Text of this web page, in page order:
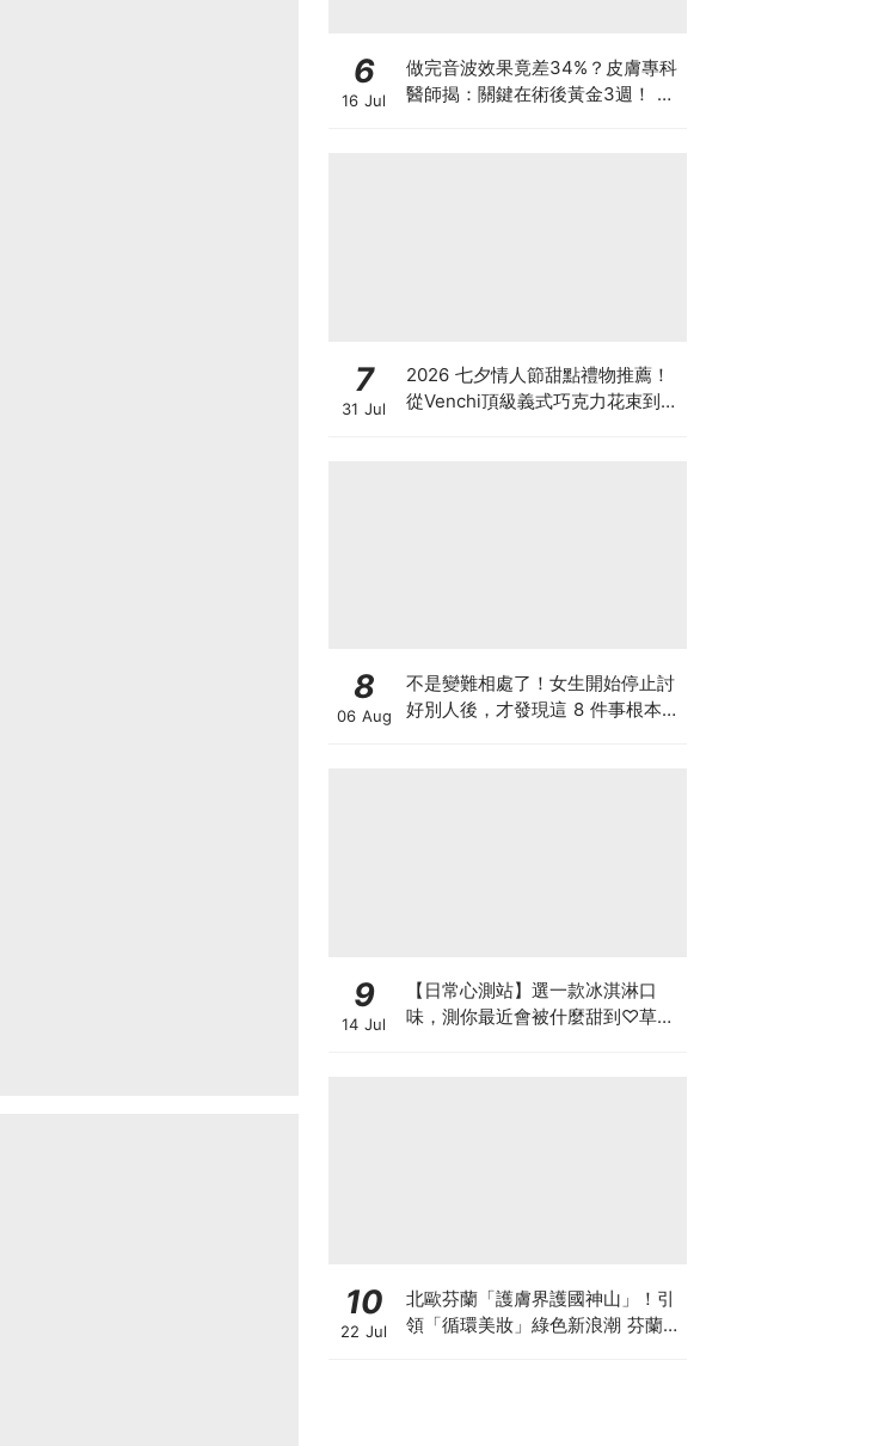
6
16 Jul
做完音波效果竟差34%？皮膚專科
醫師揭：關鍵在術後黃金3週！ 醫
7
31 Jul
2026 七夕情人節甜點禮物推薦！
從Venchi頂級義式巧克力花束到
8
06 Aug
不是變難相處了！女生開始停止討
好別人後，才發現這 8 件事根本沒
9
14 Jul
【日常心測站】選一款冰淇淋口
味，測你最近會被什麼甜到♡草莓
10
22 Jul
北歐芬蘭「護膚界護國神山」！引
領「循環美妝」綠色新浪潮 芬蘭國